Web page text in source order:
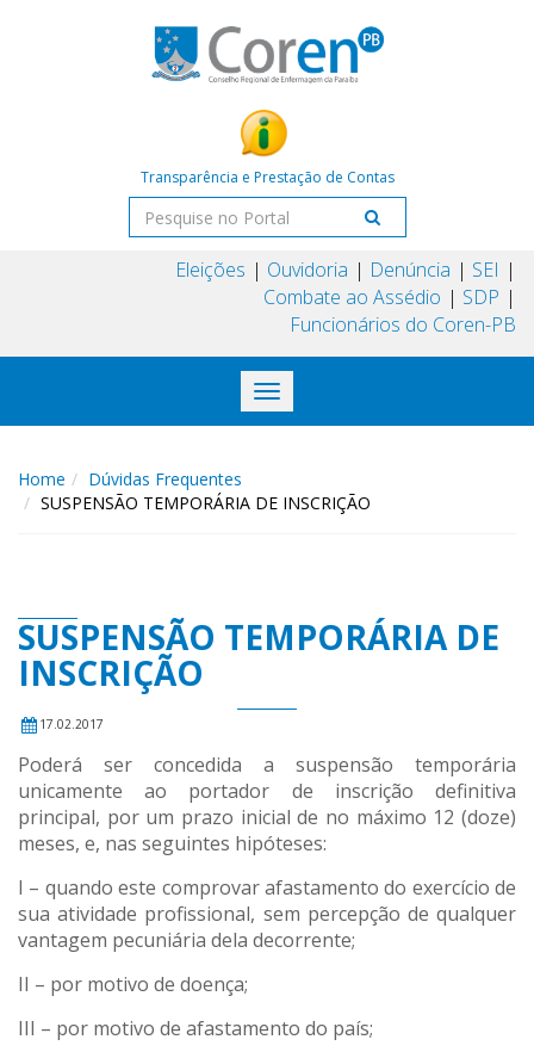
Transparência e Prestação de Contas
Eleições Ouvidoria Denúncia
SEI
Combate ao Assédio
SDP
Funcionários do Coren-PB
Toggle
navigation
Home
Dúvidas Frequentes
SUSPENSÃO TEMPORÁRIA DE INSCRIÇÃO
SUSPENSÃO TEMPORÁRIA DE
INSCRIÇÃO
17.02.2017
Poderá ser concedida a suspensão temporária
unicamente ao portador de inscrição definitiva
principal, por um prazo inicial de no máximo 12 (doze)
meses, e, nas seguintes hipóteses:
I – quando este comprovar afastamento do exercício de
sua atividade profissional, sem percepção de qualquer
vantagem pecuniária dela decorrente;
II – por motivo de doença;
III – por motivo de afastamento do país;